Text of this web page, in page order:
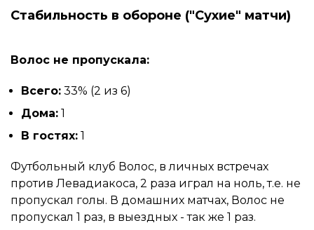
Стабильность в обороне ("Сухие" матчи)
Волос не пропускала:
Всего: 33% (2 из 6)
Дома: 1
В гостях: 1
Футбольный клуб Волос, в личных встречах
против Левадиакоса, 2 раза играл на ноль, т.е. не
пропускал голы. В домашних матчах, Волос не
пропускал 1 раз, в выездных - так же 1 раз.